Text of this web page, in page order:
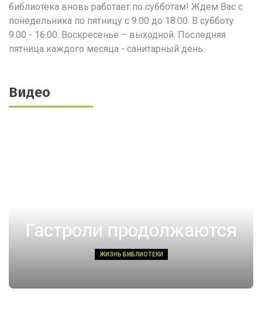
библиотека вновь работает по субботам! Ждем Вас с
понедельника по пятницу с 9.00 до 18.00. В субботу
9.00 - 16.00. Воскресенье – выходной. Последняя
пятница каждого месяца - санитарный день.
Видео
Гастроли продолжаются
ЖИЗНЬ БИБЛИОТЕКИ